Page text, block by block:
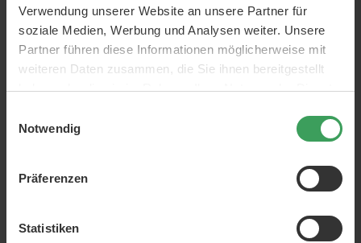
Verwendung unserer Website an unsere Partner für
soziale Medien, Werbung und Analysen weiter. Unsere
Partner führen diese Informationen möglicherweise mit
weiteren Daten zusammen, die Sie ihnen bereitgestellt
haben oder die sie im Rahmen Ihrer Nutzung der Dienste
Notwendig
Präferenzen
Statistiken
One Direction